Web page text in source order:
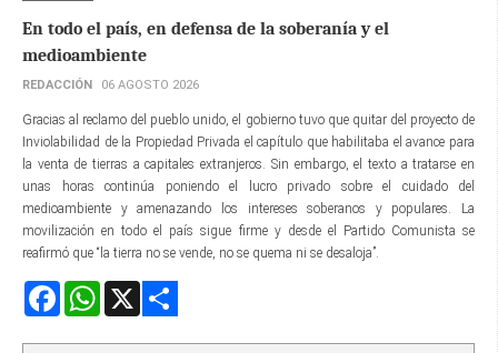
En todo el país, en defensa de la soberanía y el
medioambiente
REDACCIÓN 06 AGOSTO 2026
Gracias al reclamo del pueblo unido, el gobierno tuvo que quitar del proyecto de
Inviolabilidad de la Propiedad Privada el capítulo que habilitaba el avance para
la venta de tierras a capitales extranjeros. Sin embargo, el texto a tratarse en
unas horas continúa poniendo el lucro privado sobre el cuidado del
medioambiente y amenazando los intereses soberanos y populares. La
movilización en todo el país sigue firme y desde el Partido Comunista se
reafirmó que “la tierra no se vende, no se quema ni se desaloja”.
FacebookWhatsApp